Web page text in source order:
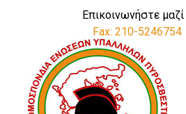
Επικοινωνήστε
Fax: 210-5246754